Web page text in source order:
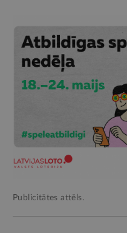
Publicitātes attēls.